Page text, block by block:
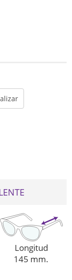
Longitud
145 mm.